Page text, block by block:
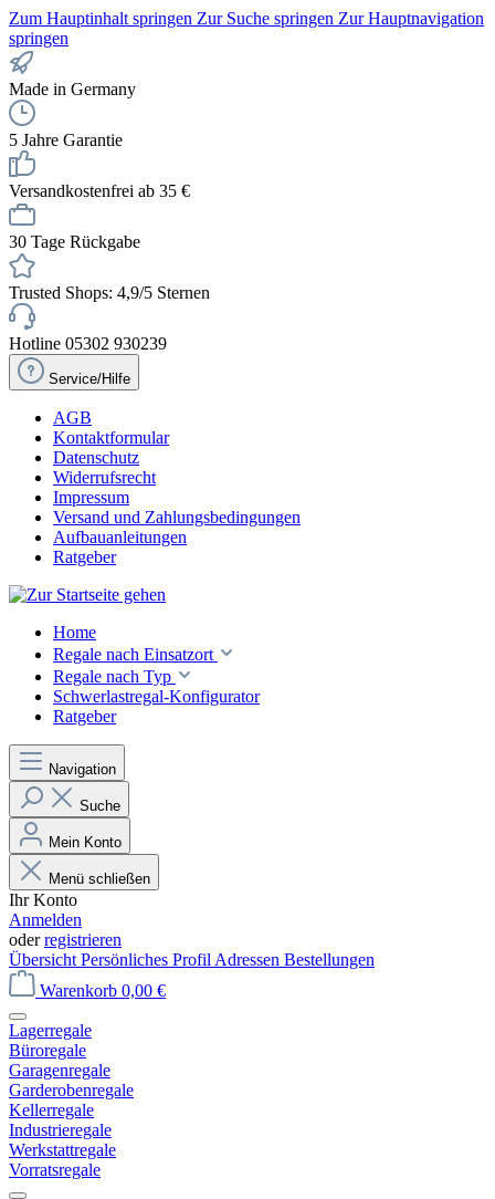
Zum Hauptinhalt springen Zur Suche springen Zur Hauptnavigation
springen
Made in Germany
5 Jahre Garantie
Versandkostenfrei ab 35 €
30 Tage Rückgabe
Trusted Shops: 4,9/5 Sternen
Hotline 05302 930239
Service/Hilfe
AGB
Kontaktformular
Datenschutz
Widerrufsrecht
Impressum
Versand und Zahlungsbedingungen
Aufbauanleitungen
Ratgeber
Home
Regale nach Einsatzort
Regale nach Typ
Schwerlastregal-Konfigurator
Ratgeber
Navigation
Suche
Mein Konto
Menü schließen
Ihr Konto
Anmelden
oderregistrieren
Übersicht Persönliches Profil Adressen Bestellungen
Warenkorb 0,00 €
Lagerregale
Büroregale
Garagenregale
Garderobenregale
Kellerregale
Industrieregale
Werkstattregale
Vorratsregale